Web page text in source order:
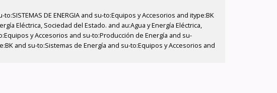
DE ENERGIA and su-to:Equipos y Accesorios and itype:BK
Eléctrica, Sociedad del Estado. and au:Agua y Energía Eléctrica,
y Accesorios and su-to:Producción de Energía and su-
and su-to:Sistemas de Energía and su-to:Equipos y Accesorios and